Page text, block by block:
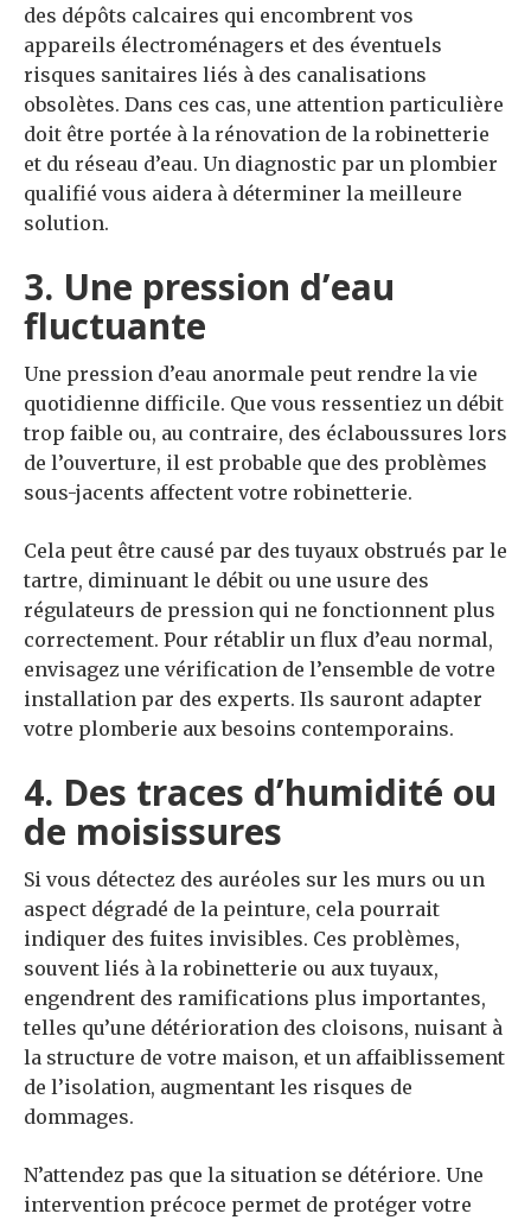
des dépôts calcaires qui encombrent vos
appareils électroménagers et des éventuels
risques sanitaires liés à des canalisations
obsolètes. Dans ces cas, une attention particulière
doit être portée à la rénovation de la robinetterie
et du réseau d’eau. Un diagnostic par un plombier
qualifié vous aidera à déterminer la meilleure
solution.
3. Une pression d’eau
fluctuante
Une pression d’eau anormale peut rendre la vie
quotidienne difficile. Que vous ressentiez un débit
trop faible ou, au contraire, des éclaboussures lors
de l’ouverture, il est probable que des problèmes
sous-jacents affectent votre robinetterie.
Cela peut être causé par des tuyaux obstrués par le
tartre, diminuant le débit ou une usure des
régulateurs de pression qui ne fonctionnent plus
correctement. Pour rétablir un flux d’eau normal,
envisagez une vérification de l’ensemble de votre
installation par des experts. Ils sauront adapter
votre plomberie aux besoins contemporains.
4. Des traces d’humidité ou
de moisissures
Si vous détectez des auréoles sur les murs ou un
aspect dégradé de la peinture, cela pourrait
indiquer des fuites invisibles. Ces problèmes,
souvent liés à la robinetterie ou aux tuyaux,
engendrent des ramifications plus importantes,
telles qu’une détérioration des cloisons, nuisant à
la structure de votre maison, et un affaiblissement
de l’isolation, augmentant les risques de
dommages.
N’attendez pas que la situation se détériore. Une
intervention précoce permet de protéger votre